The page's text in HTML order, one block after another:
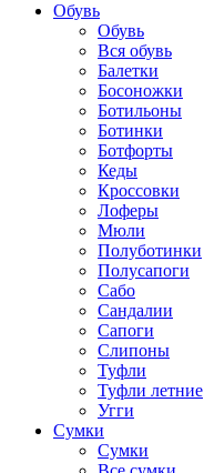
Обувь
Обувь
Вся обувь
Балетки
Босоножки
Ботильоны
Ботинки
Ботфорты
Кеды
Кроссовки
Лоферы
Мюли
Полуботинки
Полусапоги
Сабо
Сандалии
Сапоги
Слипоны
Туфли
Туфли летние
Угги
Сумки
Сумки